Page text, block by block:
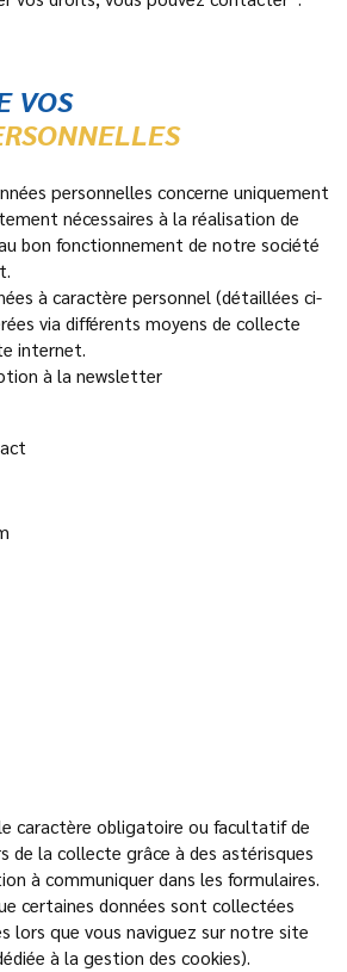
VOS
personnelles concerne uniquement
nécessaires à la réalisation de
bon fonctionnement de notre société
à caractère personnel (détaillées ci-
via différents moyens de collecte
internet.
à la newsletter
caractère obligatoire ou facultatif de
de la collecte grâce à des astérisques
à communiquer dans les formulaires.
certaines données sont collectées
lors que vous naviguez sur notre site
à la gestion des cookies).